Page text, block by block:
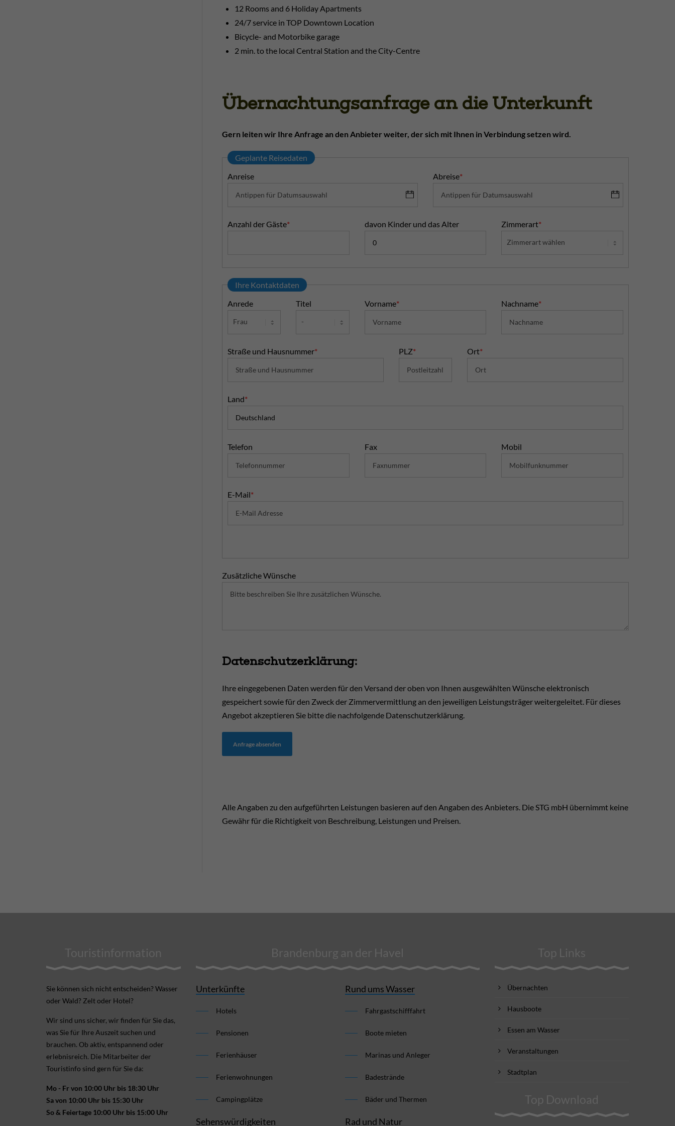
12 Rooms and 6 Holiday Apartments
24/7 service in TOP Downtown Location
Bicycle- and Motorbike garage
2 min. to the local Central Station and the City-Centre
Übernachtungsanfrage an die Unterkunft
Gern leiten wir Ihre Anfrage an den Anbieter weiter, der sich mit Ihnen in Verbindung setzen wird.
Geplante Reisedaten
Anreise
Abreise*
Anzahl der Gäste* davon Kinder und das Alter Zimmerart*
Ihre Kontaktdaten
Anrede
Titel Vorname* Nachname*
Straße und Hausnummer* PLZ* Ort*
Land*
Telefon Fax Mobil
E-Mail*
Zusätzliche Wünsche
Datenschutzerklärung:
Ihre eingegebenen Daten werden für den Versand der oben von Ihnen ausgewählten Wünsche elektronisch
gespeichert sowie für den Zweck der Zimmervermittlung an den jeweiligen Leistungsträger weitergeleitet. Für dieses
Angebot akzeptieren Sie bitte die nachfolgende Datenschutzerklärung.
Anfrage absenden
Alle Angaben zu den aufgeführten Leistungen basieren auf den Angaben des Anbieters. Die STG mbH übernimmt keine
Gewähr für die Richtigkeit von Beschreibung, Leistungen und Preisen.
Touristinformation
Sie können sich nicht ent­scheiden? Wasser
oder Wald? Zelt oder Hotel?
Wir sind uns sicher, wir finden für Sie das,
was Sie für Ihre Aus­zeit suchen und
brauchen. Ob aktiv, ent­spannend oder
erlebnis­reich. Die Mitarbeiter der
Touristinfo sind gern für Sie da:
Mo - Fr von 10:00 Uhr bis 18:30 Uhr
Sa von 10:00 Uhr bis 15:30 Uhr
So & Feiertage 10:00 Uhr bis 15:00 Uhr
Brandenburg an der Havel
Unterkünfte
Hotels
Pensionen
Ferienhäuser
Ferienwohnungen
Campingplätze
Sehenswürdigkeiten
Rund ums Wasser
Fahrgastschifffahrt
Boote mieten
Marinas und Anleger
Badestrände
Bäder und Thermen
Rad und Natur
Top Links
Übernachten
Hausboote
Essen am Wasser
Veranstaltungen
Stadtplan
Top Download